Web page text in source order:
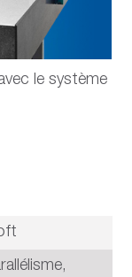
le système